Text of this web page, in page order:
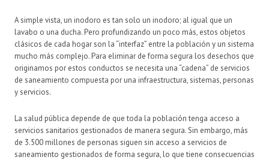
A simple vista, un inodoro es tan solo un inodoro; al igual que un
lavabo o una ducha. Pero profundizando un poco más, estos objetos
clásicos de cada hogar son la “interfaz” entre la población y un sistema
mucho más complejo. Para eliminar de forma segura los desechos que
originamos por estos conductos se necesita una “cadena” de servicios
de saneamiento compuesta por una infraestructura, sistemas, personas
y servicios.
La salud pública depende de que toda la población tenga acceso a
servicios sanitarios gestionados de manera segura. Sin embargo, más
de 3.500 millones de personas siguen sin acceso a servicios de
saneamiento gestionados de forma segura, lo que tiene consecuencias